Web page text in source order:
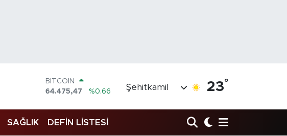
64.475,47
DOLAR
EURO
55,1336
%0.18
Şehitkamil 23°
SAĞLIK DEFİN LİSTESİ